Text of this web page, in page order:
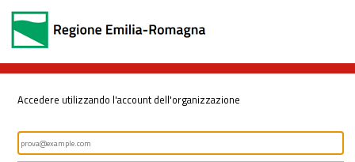
Accedere utilizzando l'account dell'organizzazione